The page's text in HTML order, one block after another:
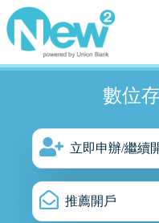
數位
立即申辦/繼續
推薦開戶